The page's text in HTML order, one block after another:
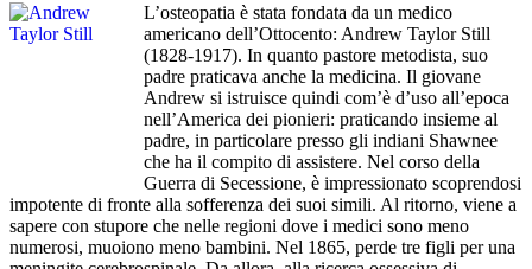
L’osteopatia è stata fondata da un medico
americano dell’Ottocento: Andrew Taylor Still
(1828-1917). In quanto pastore metodista, suo
padre praticava anche la medicina. Il giovane
Andrew si istruisce quindi com’è d’uso all’epoca
nell’America dei pionieri: praticando insieme al
padre, in particolare presso gli indiani Shawnee
che ha il compito di assistere. Nel corso della
Guerra di Secessione, è impressionato scoprendosi
impotente di fronte alla sofferenza dei suoi simili. Al ritorno, viene a
sapere con stupore che nelle regioni dove i medici sono meno
numerosi, muoiono meno bambini. Nel 1865, perde tre figli per una